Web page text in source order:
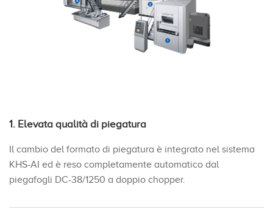
1. Elevata qualità di piegatura
Il cambio del formato di piegatura è integrato nel sistema
KHS-AI ed è reso completamente automatico dal
piegafogli DC-38/1250 a doppio chopper.